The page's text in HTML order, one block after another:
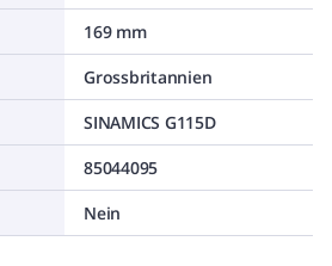
169 mm
Grossbritannien
SINAMICS G115D
85044095
Nein